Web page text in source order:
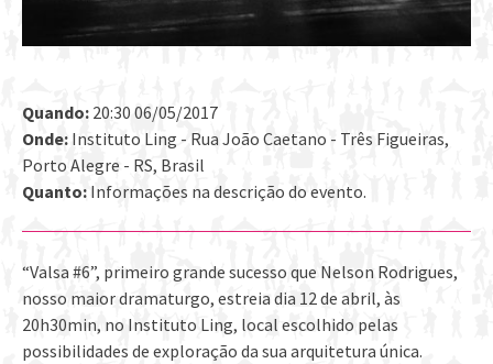
Quando: 20:30 06/05/2017
Onde: Instituto Ling - Rua João Caetano - Três Figueiras,
Porto Alegre - RS, Brasil
Quanto: Informações na descrição do evento.
“Valsa #6”, primeiro grande sucesso que Nelson Rodrigues,
nosso maior dramaturgo, estreia dia 12 de abril, às
20h30min, no Instituto Ling, local escolhido pelas
possibilidades de exploração da sua arquitetura única.